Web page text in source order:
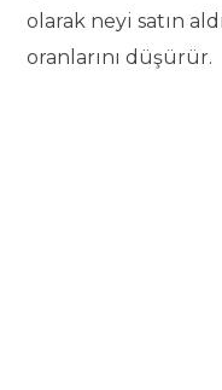
olarak neyi satın
oranlarını düşürür.